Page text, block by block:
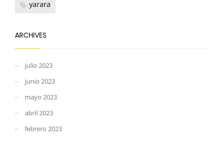
yarara
ARCHIVES
julio 2023
junio 2023
mayo 2023
abril 2023
febrero 2023